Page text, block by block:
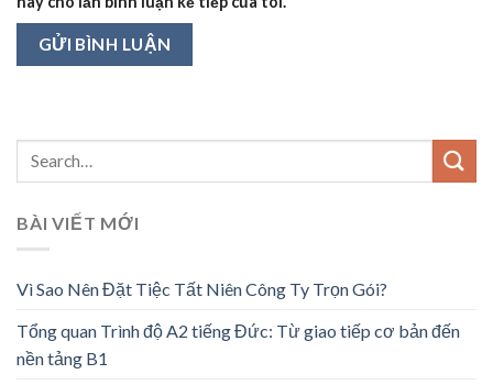
BÀI VIẾT MỚI
Vì Sao Nên Đặt Tiệc Tất Niên Công Ty Trọn Gói?
Tổng quan Trình độ A2 tiếng Đức: Từ giao tiếp cơ bản đến
nền tảng B1